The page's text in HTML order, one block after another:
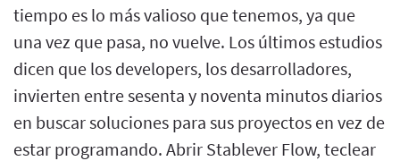
tiempo es lo más valioso que tenemos, ya que
una vez que pasa, no vuelve. Los últimos estudios
dicen que los developers, los desarrolladores,
invierten entre sesenta y noventa minutos diarios
en buscar soluciones para sus proyectos en vez de
estar programando. Abrir Stablever Flow, teclear